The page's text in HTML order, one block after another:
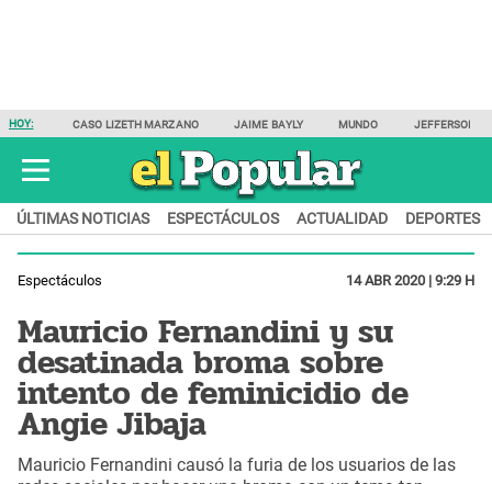
HOY: CASO LIZETH MARZANO JAIME BAYLY MUNDO JEFFERSON
ÚLTIMAS NOTICIAS ESPECTÁCULOS ACTUALIDAD DEPORTES
Espectáculos 14 ABR 2020 | 9:29 H
Mauricio Fernandini y su
desatinada broma sobre
intento de feminicidio de
Angie Jibaja
Mauricio Fernandini causó la furia de los usuarios de las